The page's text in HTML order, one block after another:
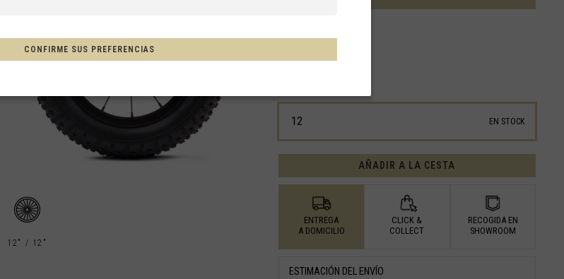
CONFIRME SUS PREFERENCIAS
12" / 12"
$226.891sin IVA
ID/SKU :BT5RMN12PB312
12 EN STOCK
AÑADIR A LA CESTA
ENTREGA
A DOMICILIO
CLICK &
COLLECT
RECOGIDA EN
SHOWROOM
ESTIMACIÓN DEL ENVÍO